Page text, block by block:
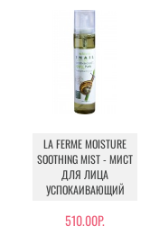
LA FERME MOISTURE
SOOTHING MIST - МИСТ
ДЛЯ ЛИЦА
УСПОКАИВАЮЩИЙ
510.00Р.